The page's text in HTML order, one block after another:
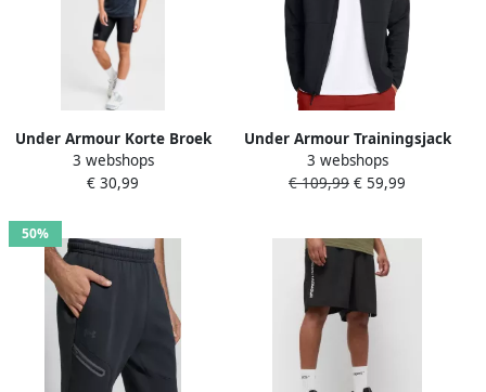
Under Armour Korte Broek
HeatGear Pocket
Compressie Basislaag
3 webshops
€ 30,99
Under Armour Trainingsjack
met tweewegsritssluiting
model 'Unstoppable'
3 webshops
€ 109,99 € 59,99
50%